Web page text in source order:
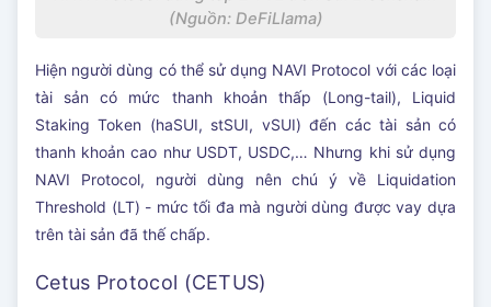
(Nguồn: DeFiLIama)
Hiện người dùng có thể sử dụng NAVI Protocol với các loại
tài sản có mức thanh khoản thấp (Long-tail), Liquid
Staking Token (haSUI, stSUI, vSUI) đến các tài sản có
thanh khoản cao như USDT, USDC,… Nhưng khi sử dụng
NAVI Protocol, người dùng nên chú ý về Liquidation
Threshold (LT) - mức tối đa mà người dùng được vay dựa
trên tài sản đã thế chấp.
Cetus Protocol (CETUS)